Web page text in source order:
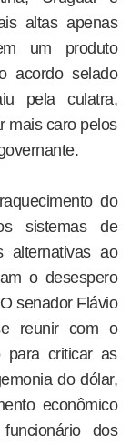
altas apenas
um produto
acordo selado
pela culatra,
mais caro pelos
do
sistemas de
alternativas ao
o desespero
senador Flávio
reunir com o
para criticar as
do dólar,
econômico
dos